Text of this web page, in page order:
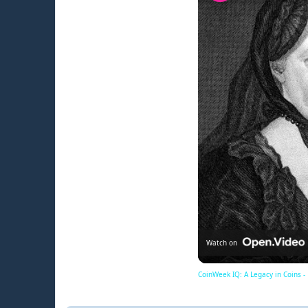
Watch on
CoinWeek IQ: A Legacy in Coins